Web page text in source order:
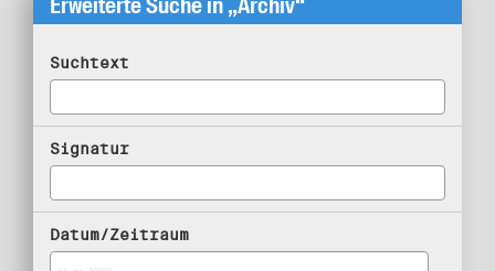
Suchtext
Signatur
Datum/Zeitraum